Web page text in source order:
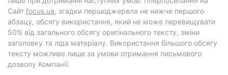
Cайт focus.ua, згадки першоджерела не нижче першого
абзацу, обсягу використання, який не може перевищувати
50% від загального обсягу оригінального тексту, зміни
заголовку та ліда матеріалу. Використання більшого обсягу
тексту можливе лише за умови отримання письмового
дозволу Компанії.